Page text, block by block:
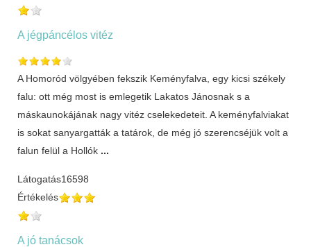
A jégpáncélos vitéz
A Homoród völgyében fekszik Keményfalva, egy kicsi székely
falu: ott még most is emlegetik Lakatos Jánosnak s a
máskaunokájának nagy vitéz cselekedeteit. A keményfalviakat
is sokat sanyargatták a tatárok, de még jó szerencséjük volt a
falun felül a Hollók ...
Látogatás16598
Értékelés
A jó tanácsok